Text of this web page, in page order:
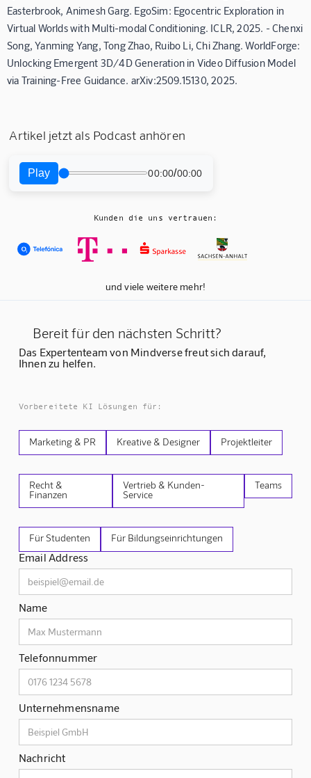
Easterbrook, Animesh Garg. EgoSim: Egocentric Exploration in
Virtual Worlds with Multi-modal Conditioning. ICLR, 2025. - Chenxi
Song, Yanming Yang, Tong Zhao, Ruibo Li, Chi Zhang. WorldForge:
Unlocking Emergent 3D/4D Generation in Video Diffusion Model
via Training-Free Guidance. arXiv:2509.15130, 2025.
Artikel jetzt als Podcast anhören
Play 00:00/00:00
Kunden die uns vertrauen:
und viele weitere mehr!
Bereit für den nächsten Schritt?
Das Expertenteam von Mindverse freut sich darauf,
Ihnen zu helfen.
Vorbereitete KI Lösungen für:
Marketing & PR Kreative & Designer Projektleiter
Recht &
Finanzen
Vertrieb & Kunden-
Service
Teams
Für Studenten Für Bildungseinrichtungen
Email Address
Name
Telefonnummer
Unternehmensname
Nachricht